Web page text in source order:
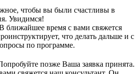
чтобы вы были счастливы в
Увидимся!
ближайшее время с вами свяжется
что делать дальше и с
по программе.
позже Ваша заявка принята.